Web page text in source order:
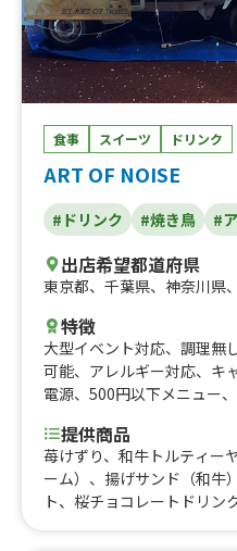
ソーセージを使ったホット
ケ、ジビエ 鹿のコロッケ
いもチップス、具沢山台湾
台湾マンゴージュース、
屋台焼きそば、⑧ロコモコ
or丼、チキングリーンカレ
レー、生フルーツスティッ
シロップかき氷、星型ワッ
ッフル&バニラアイス、特
カフェラテ、チョコバナナ
丼、チキンのトマト煮丼、
ャエール、アイスカフェラ
ト、トルネードポテト、焼
分で作るかき氷！、イエロ
ー、ブラックバーガー、ピ
湾丼、600円！そぼろ丼、
円！ネギ塩豚丼、600円！
コライス、ジビエバーガー
ツカレー、星形ミニワッ
べるノンアルカクテル、バ
食事 スイーツ ドリンク
ART OF NOISE
#ドリンク #焼き鳥 #
出店希望都道府県
東京都、 千葉県、 神奈川県、
特徴
大型イベント対応、 調理無
可能、 アレルギー対応、 キ
電源、 500円以下メニュー、
提供商品
苺けずり、和牛トルティー
ーム）、揚げサンド（和牛
ト、桜チョコレートドリン